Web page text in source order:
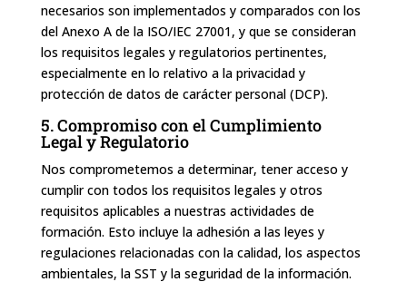
necesarios son implementados y comparados con los
del Anexo A de la ISO/IEC 27001, y que se consideran
los requisitos legales y regulatorios pertinentes,
especialmente en lo relativo a la privacidad y
protección de datos de carácter personal (DCP).
5. Compromiso con el Cumplimiento
Legal y Regulatorio
Nos comprometemos a determinar, tener acceso y
cumplir con todos los requisitos legales y otros
requisitos aplicables a nuestras actividades de
formación. Esto incluye la adhesión a las leyes y
regulaciones relacionadas con la calidad, los aspectos
ambientales, la SST y la seguridad de la información.